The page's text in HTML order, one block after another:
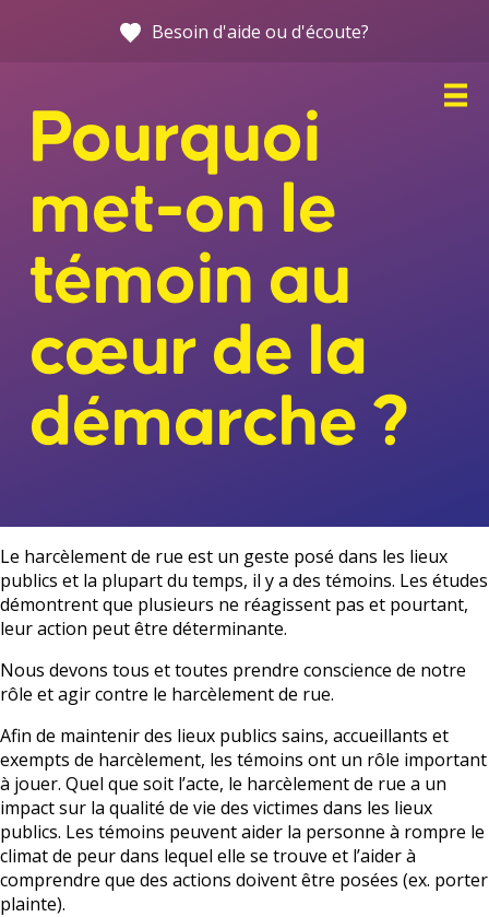
Besoin d'aide ou d'écoute?
Accueil
C’est quoi, le harcèlement de rue?
Des ressources pour vous
À propos de cette initiative
Foire aux questions
English
Pourquoi
met-on le
témoin au
cœur de la
démarche ?
Le harcèlement de rue est un geste posé dans les lieux
publics et la plupart du temps, il y a des témoins. Les études
démontrent que plusieurs ne réagissent pas et pourtant,
leur action peut être déterminante.
Nous devons tous et toutes prendre conscience de notre
rôle et agir contre le harcèlement de rue.
Afin de maintenir des lieux publics sains, accueillants et
exempts de harcèlement, les témoins ont un rôle important
à jouer. Quel que soit l’acte, le harcèlement de rue a un
impact sur la qualité de vie des victimes dans les lieux
publics. Les témoins peuvent aider la personne à rompre le
climat de peur dans lequel elle se trouve et l’aider à
comprendre que des actions doivent être posées (ex. porter
plainte).